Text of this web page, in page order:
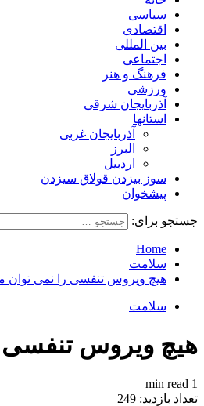
سیاسی
اقتصادی
بین المللی
اجتماعی
فرهنگ و هنر
ورزشی
آذربایجان شرقی
استانها
آذربایجان غربی
البرز
اردبیل
سوز بیزدن قولاق سیزدن
پیشخوان
جستجو برای:
Home
سلامت
هیچ ویروس تنفسی را نمی توان
سلامت
هیچ ویروس تنفسی
1 min read
تعداد بازدید: 249